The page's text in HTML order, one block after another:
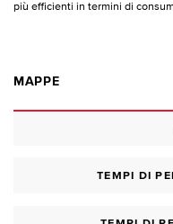
più efficienti in termini di
MAPPE
TEMPI DI